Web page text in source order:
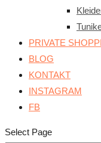
PRIVATE
BLOG
KONTAKT
INSTAGRAM
FB
Select Page